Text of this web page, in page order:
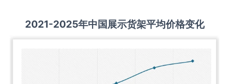
2021-2025年中国展示货架平均价格变化